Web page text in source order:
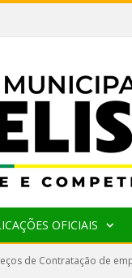
OFICIAIS
de Contratação de